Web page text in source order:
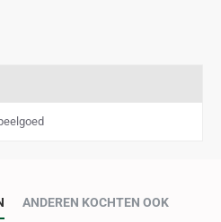
ANDEREN KOCHTEN OOK